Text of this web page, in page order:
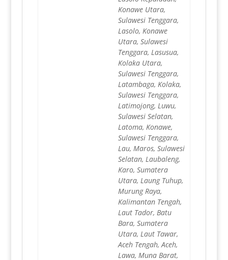
Konawe Utara,
Sulawesi Tenggara,
Lasolo, Konawe
Utara, Sulawesi
Tenggara, Lasusua,
Kolaka Utara,
Sulawesi Tenggara,
Latambaga, Kolaka,
Sulawesi Tenggara,
Latimojong, Luwu,
Sulawesi Selatan,
Latoma, Konawe,
Sulawesi Tenggara,
Lau, Maros, Sulawesi
Selatan, Laubaleng,
Karo, Sumatera
Utara, Laung Tuhup,
Murung Raya,
Kalimantan Tengah,
Laut Tador, Batu
Bara, Sumatera
Utara, Laut Tawar,
Aceh Tengah, Aceh,
Lawa, Muna Barat,